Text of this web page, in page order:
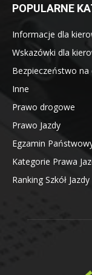
POPULARNE
Informacje dla
Wskazówki dla
Bezpieczeństwo na
Inne
Prawo drogowe
Prawo Jazdy
Egzamin
Kategorie Prawa
Ranking Szkół Jazdy